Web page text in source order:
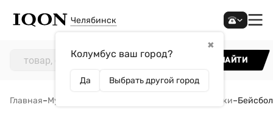
Челябинск
✖
Колумбус ваш город?
Да Выбрать другой город
НАЙТИ
Главная–Мужчинам Кепки и бейсболки–